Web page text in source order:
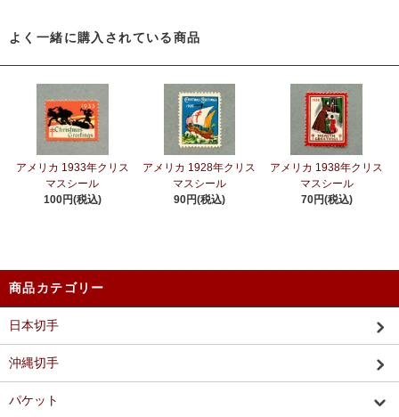
よく一緒に購入されている商品
アメリカ 1933年クリス
マスシール
100円(税込)
アメリカ 1928年クリス
マスシール
90円(税込)
アメリカ 1938年クリス
マスシール
70円(税込)
商品カテゴリー
日本切手
沖縄切手
パケット